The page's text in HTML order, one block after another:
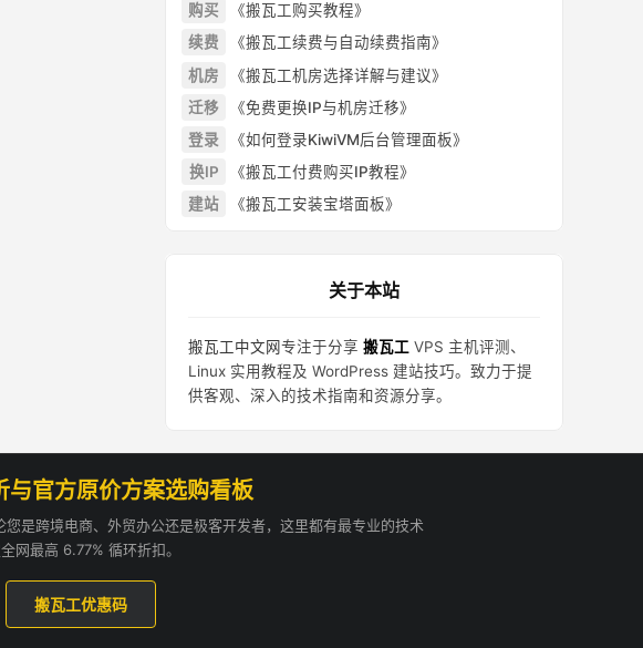
购买
《搬瓦工购买教程》
续费
《搬瓦工续费与自动续费指南》
机房
《搬瓦工机房选择详解与建议》
迁移
《免费更换IP与机房迁移》
登录
《如何登录KiwiVM后台管理面板》
换IP
《搬瓦工付费购买IP教程》
建站
《搬瓦工安装宝塔面板》
关于本站
搬瓦工中文网专注于分享 搬瓦工 VPS 主机评测、
Linux 实用教程及 WordPress 建站技巧。致力于提
供客观、深入的技术指南和资源分享。
官方原价方案选购看板
是跨境电商、外贸办公还是极客开发者，这里都有最专业的技术
网最高 6.77% 循环折扣。
搬瓦工优惠码